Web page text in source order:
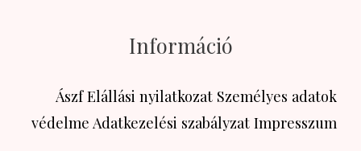
Információ
Ászf Elállási nyilatkozat Személyes adatok
védelme Adatkezelési szabályzat Impresszum